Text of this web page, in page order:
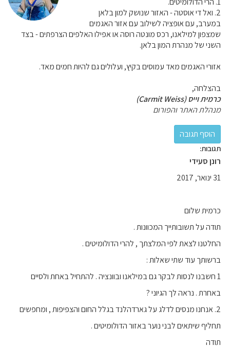
2. ואל די אוסטה - האזור שנושק למון בלאן
במערב, עם אופציה לשילוב עם אזור האגמים
שמצפון למילאנו, רכס מונטה רוסה או אפילו האלפים הצרפתים - בצד
השני של מנהרת המון בלאן.
אזורי האגמים מאד עמוסים בקיץ, ועלולים גם להיות חמים מאד.
בהצלחה,
כרמית וייס (Carmit Weiss)
מנהלת האתר והפורום
תגובות:
רונן סעידי
31 ינואר, 2017
כרמית שלום
תודה על תשובותייך המכוונות .
החלטנו לצאת לפי המלצתך , להרי הדולומיטים .
ברשותך עוד שתי שאלות :
1 חשבנו לנסות לבקר גם במילאנו ובוונציה . להתחיל באחת ולסיים
באחרת . נראה לך הגיוני ?
2. אנחנו מנסים לדלג על גארדהלנד בגלל החום והצפיפות , ומחפשים
תחליף שיתאים לבני נוער באזור הדולומיטים .
תודה